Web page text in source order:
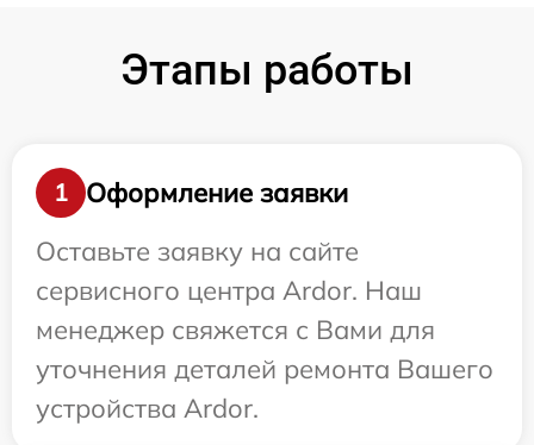
Этапы работы
1
Оформление заявки
Оставьте заявку на сайте
сервисного центра Ardor. Наш
менеджер свяжется с Вами для
уточнения деталей ремонта Вашего
устройства Ardor.